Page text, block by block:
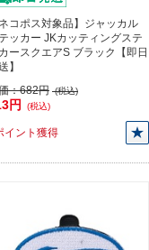
ネコポス対象品】ジャッカル
ッカー JKカッティングステ
ースクエアS ブラック【即日
】
：682円 (税込)
円 (税込)
イント獲得